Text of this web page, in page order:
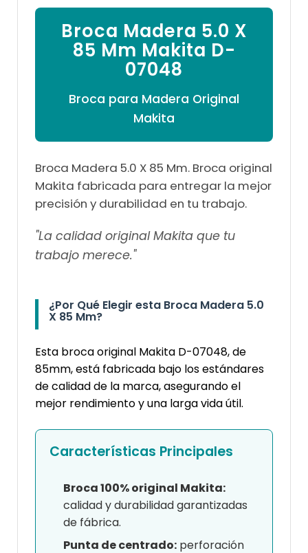
Broca Madera 5.0 X
85 Mm Makita D-
07048
Broca para Madera Original
Makita
Broca Madera 5.0 X 85 Mm. Broca original
Makita fabricada para entregar la mejor
precisión y durabilidad en tu trabajo.
"La calidad original Makita que tu
trabajo merece."
¿Por Qué Elegir esta Broca Madera 5.0
X 85 Mm?
Esta broca original Makita D-07048, de
85mm, está fabricada bajo los estándares
de calidad de la marca, asegurando el
mejor rendimiento y una larga vida útil.
Características Principales
Broca 100% original Makita:
calidad y durabilidad garantizadas
de fábrica.
Punta de centrado: perforación